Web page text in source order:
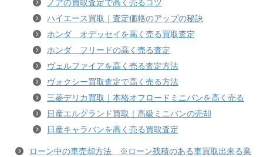
ノアの買取査定で高く売るコツ
ハイエース買取｜査定価格のアップの秘訣
ホンダ オデッセイを高く売る買取査定
ホンダ フリードの高く売る査定
ヴェルファイアを高く売る査定方法
ヴォクシー買取査定で高く売る方法
三菱デリカ買取｜本格オフロードミニバンを高く売る
日産エルグランド買取｜高級ミニバンの売却
日産キャラバンを高く売る買取査定
ローン中の車売却方法 ※ローン残積のある車買取出来る業